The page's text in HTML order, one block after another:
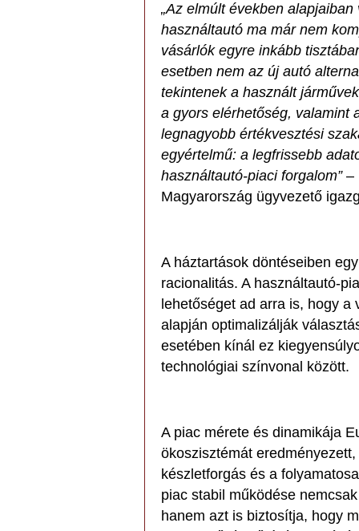
„Az elmúlt években
használtautó ma már nem
vásárlók egyre inkább
esetben nem az új autó
tekintenek a használt
a gyors elérhetőség, valamint
legnagyobb értékvesztési
egyértelmű: a legfrissebb
használtautó-piaci forgalom”–
Magyarország ügyvezető
A háztartások döntéseiben
racionalitás. A használtautó-
lehetőséget ad arra is, hogy
alapján optimalizálják
esetében kínál ez
technológiai színvonal között.
A piac mérete és dinamikája
ökoszisztémát
készletforgás és a
piac stabil működése
hanem azt is biztosítja, hogy